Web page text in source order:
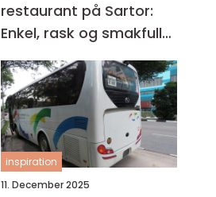
restaurant på Sartor:
Enkel, rask og smakfull
mat på Sotra
inspiration
11. December 2025